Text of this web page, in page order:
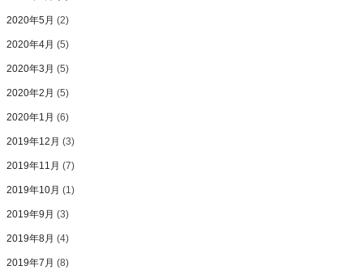
2020年5月 (2)
2020年4月 (5)
2020年3月 (5)
2020年2月 (5)
2020年1月 (6)
2019年12月 (3)
2019年11月 (7)
2019年10月 (1)
2019年9月 (3)
2019年8月 (4)
2019年7月 (8)